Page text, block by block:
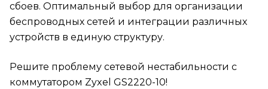
сбоев. Оптимальный выбор для организации
беспроводных сетей и интеграции различных
устройств в единую структуру.
Решите проблему сетевой нестабильности с
коммутатором Zyxel GS2220-10!